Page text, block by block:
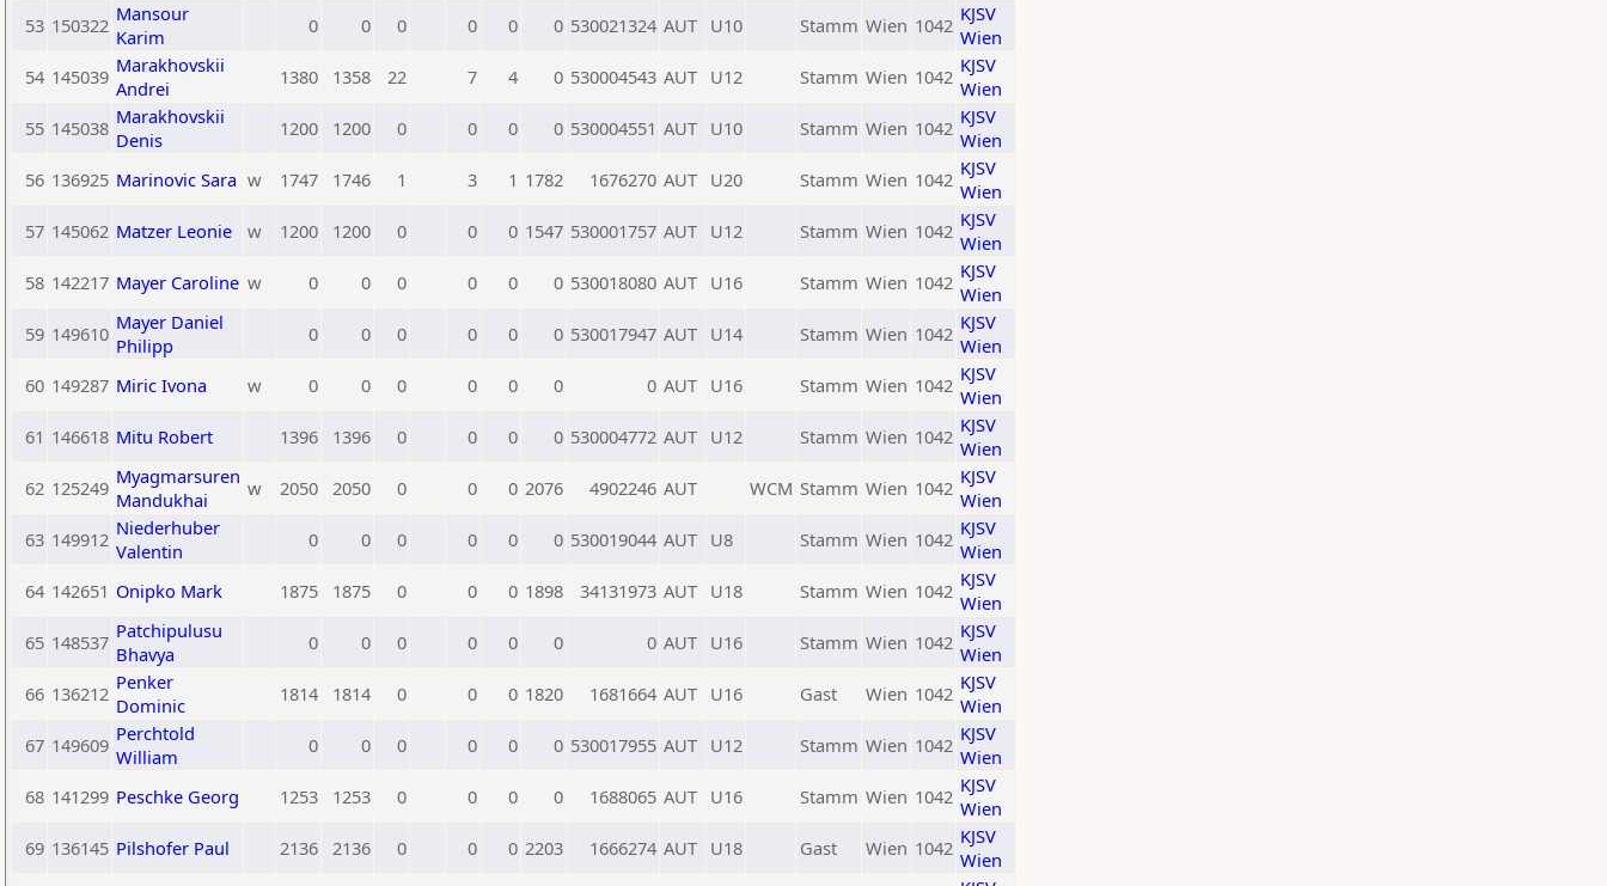
53 150322 Mansour
Karim
0 0 0 0 0 0 530021324 AUT U10 Stamm Wien 1042 KJSV
Wien
54 145039 Marakhovskii
Andrei
1380 1358 22 7 4 0 530004543 AUT U12 Stamm Wien 1042 KJSV
Wien
55 145038 Marakhovskii
Denis
1200 1200 0 0 0 0 530004551 AUT U10 Stamm Wien 1042 KJSV
Wien
56 136925 Marinovic Sara w 1747 1746 1 3 1 1782 1676270 AUT U20 Stamm Wien 1042 KJSV
Wien
57 145062 Matzer Leonie w 1200 1200 0 0 0 1547 530001757 AUT U12 Stamm Wien 1042 KJSV
Wien
58 142217 Mayer Caroline w 0 0 0 0 0 0 530018080 AUT U16 Stamm Wien 1042 KJSV
Wien
59 149610 Mayer Daniel
Philipp
0 0 0 0 0 0 530017947 AUT U14 Stamm Wien 1042 KJSV
Wien
60 149287 Miric Ivona w 0 0 0 0 0 0 0 AUT U16 Stamm Wien 1042 KJSV
Wien
61 146618 Mitu Robert 1396 1396 0 0 0 0 530004772 AUT U12 Stamm Wien 1042 KJSV
Wien
62 125249 Myagmarsuren
Mandukhai
w 2050 2050 0 0 0 2076 4902246 AUT WCM Stamm Wien 1042 KJSV
Wien
63 149912 Niederhuber
Valentin
0 0 0 0 0 0 530019044 AUT U8 Stamm Wien 1042 KJSV
Wien
64 142651 Onipko Mark 1875 1875 0 0 0 1898 34131973 AUT U18 Stamm Wien 1042 KJSV
Wien
65 148537 Patchipulusu
Bhavya
0 0 0 0 0 0 0 AUT U16 Stamm Wien 1042 KJSV
Wien
66 136212 Penker
Dominic
1814 1814 0 0 0 1820 1681664 AUT U16 Gast Wien 1042 KJSV
Wien
67 149609 Perchtold
William
0 0 0 0 0 0 530017955 AUT U12 Stamm Wien 1042 KJSV
Wien
68 141299 Peschke Georg 1253 1253 0 0 0 0 1688065 AUT U16 Stamm Wien 1042 KJSV
Wien
69 136145 Pilshofer Paul 2136 2136 0 0 0 2203 1666274 AUT U18 Gast Wien 1042 KJSV
Wien